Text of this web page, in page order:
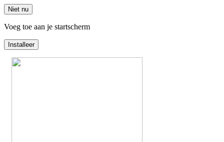
Niet nu
Voeg toe aan je startscherm
Installeer